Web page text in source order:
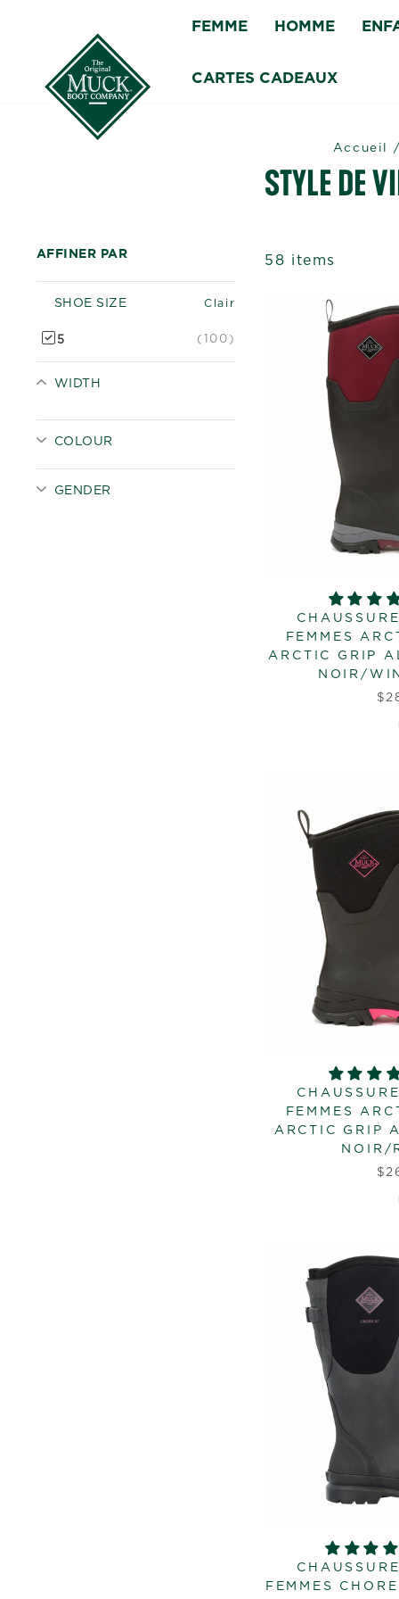
FEMME HOMME
CARTES CADEAUX
Accueil
STYLE DE
AFFINER PAR
SHOE SIZE
5 (100)
Clair
WIDTH
COLOUR
GENDER
58 items
FEMMES
ARCTIC GRIP
NOIR/
FEMMES
ARCTIC GRIP
NOIR/
FEMMES